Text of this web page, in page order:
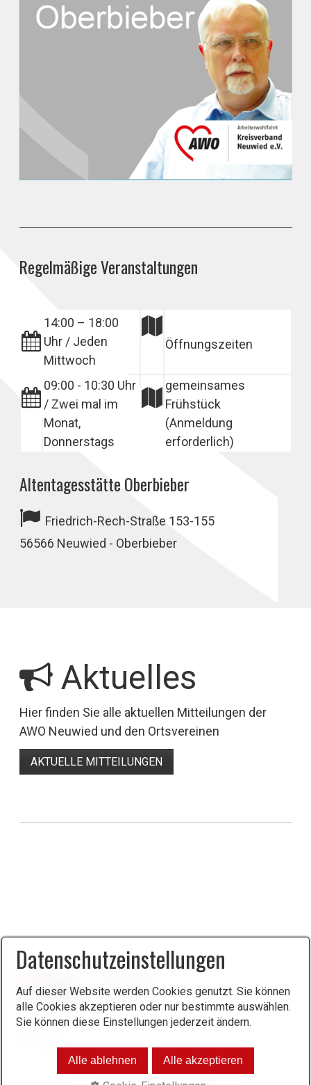
Regelmäßige Veranstaltungen
14:00 – 18:00
Uhr / Jeden
Mittwoch
Öffnungszeiten
09:00 - 10:30 Uhr
/ Zwei mal im
Monat,
Donnerstags
gemeinsames
Frühstück
(Anmeldung
erforderlich)
Altentagesstätte Oberbieber
Friedrich-Rech-Straße 153-155
56566 Neuwied - Oberbieber
Aktuelles
Hier finden Sie alle aktuellen Mitteilungen der
AWO Neuwied und den Ortsvereinen
AKTUELLE MITTEILUNGEN
Datenschutz Impressum
Kontakt
Datenschutzeinstellungen
Auf dieser Website werden Cookies genutzt. Sie können
alle Cookies akzeptieren oder nur bestimmte auswählen.
Sie können diese Einstellungen jederzeit ändern.
Alle ablehnen Alle akzeptieren